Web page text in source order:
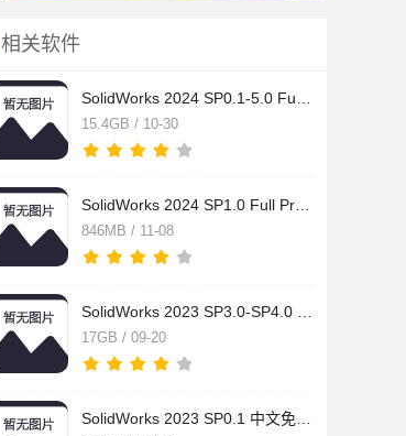
相关软件
15.4GB / 10-30
846MB / 11-08
17GB / 09-20